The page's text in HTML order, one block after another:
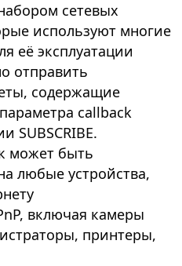
сетевых
используют многие
её эксплуатации
отправить
содержащие
callback
SUBSCRIBE.
может быть
любые устройства,
включая камеры
принтеры,